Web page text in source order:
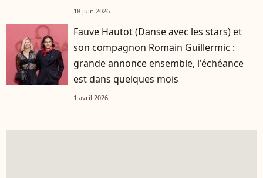
française
18 juin 2026
Fauve Hautot (Danse avec les stars) et
son compagnon Romain Guillermic :
grande annonce ensemble, l'échéance
est dans quelques mois
1 avril 2026